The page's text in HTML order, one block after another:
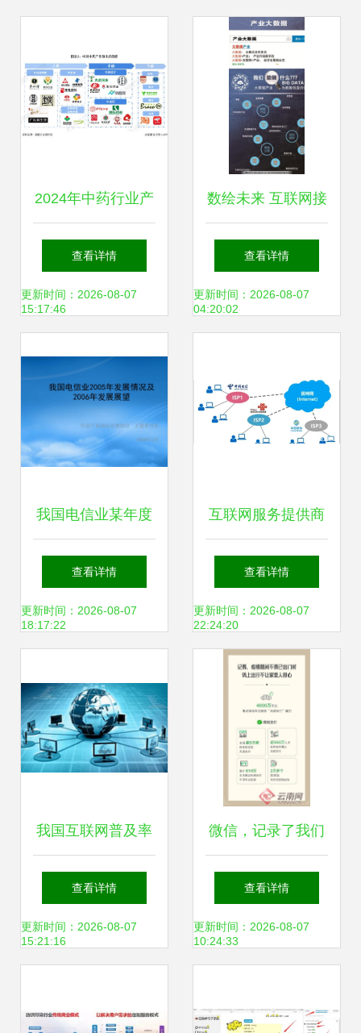
2024年中药行业产
业链全景梳理及区
域热力地图
查看详情
更新时间：2026-08-07
15:17:46
数绘未来 互联网接
入及相关服务全景
图
查看详情
更新时间：2026-08-07
04:20:02
我国电信业某年度
发展情况及未来发
展展望——互联网
查看详情
更新时间：2026-08-07
18:17:22
互联网服务提供商
连接数字世界的桥
梁
查看详情
更新时间：2026-08-07
22:24:20
我国互联网普及率
持续攀升，接入服
务迈向智能化新时
查看详情
更新时间：2026-08-07
15:21:16
微信，记录了我们
一起战“疫”的样子
——互联网接入及
量
查看详情
更新时间：2026-08-07
10:24:33